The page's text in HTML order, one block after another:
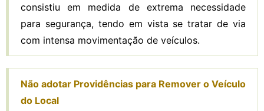
consistiu em medida de extrema necessidade
para segurança, tendo em vista se tratar de via
com intensa movimentação de veículos.
Não adotar Providências para Remover o Veículo
do Local